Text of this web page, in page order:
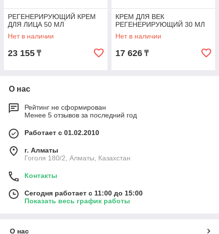
РЕГЕНЕРИРУЮЩИЙ КРЕМ
ДЛЯ ЛИЦА 50 МЛ
Нет в наличии
23 155 ₸
КРЕМ ДЛЯ ВЕК
РЕГЕНЕРИРУЮЩИЙ 30 МЛ
Нет в наличии
17 626 ₸
О нас
Рейтинг не сформирован
Менее 5 отзывов за последний год
Работает с 01.02.2010
г. Алматы
Гоголя 180/2, Алматы, Казахстан
Контакты
Сегодня работает с 11:00 до 15:00
Показать весь график работы
О нас